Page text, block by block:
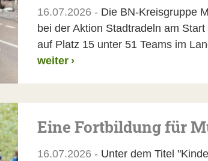
16.07.2026 - Die BN-Kreisgruppe
bei der Aktion Stadtradeln am
auf Platz 15 unter 51 Teams im
weiter ›
Eine Fortbildung für
16.07.2026 - Unter dem Titel